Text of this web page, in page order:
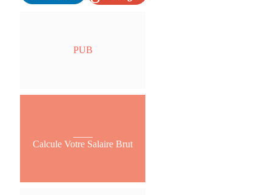
PUB
Calcule Votre Salaire Brut